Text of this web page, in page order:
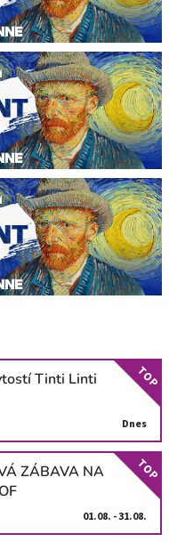
Tinti Linti
Dnes
TOP
ZÁBAVA NA
01.08. - 31.08.
TOP